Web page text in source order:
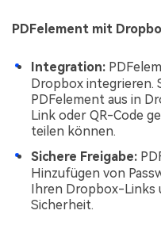
PDFelement mit
Integration:
Dropbox integrieren.
PDFelement aus in
Link oder QR-Code
teilen können.
Sichere Freigabe:
Hinzufügen von
Ihren Dropbox-Links
Sicherheit.